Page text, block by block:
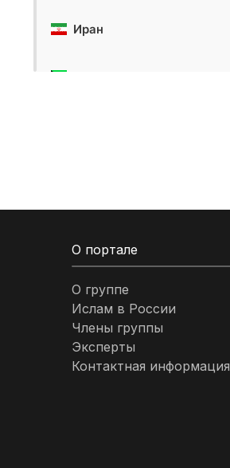
Иран
Малайзия
Марокко
Нигерия
О портале
О группе
Ислам в России
Члены группы
Эксперты
Контактная информация